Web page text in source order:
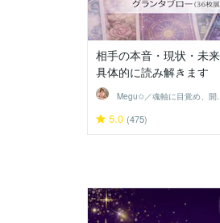
相手の本音・現状・未
具体的に読み解きます
Megu✩／
5.0 (475)